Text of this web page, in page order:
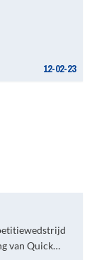
12-02-23
van Quick…